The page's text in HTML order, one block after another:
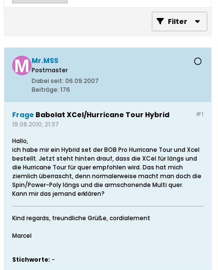
Filter
Mr.MSS
Postmaster
Dabei seit: 06.09.2007
Beiträge: 176
#1
Frage Babolat XCel/Hurricane Tour Hybrid
19.06.2010, 21:37
Hallo,
ich habe mir ein Hybrid set der BOB Pro Hurricane Tour und Xcel
bestellt. Jetzt steht hinten drauf, dass die XCel für längs und
die Hurricane Tour für quer empfohlen wird. Das hat mich
ziemlich überrascht, denn normalerweise macht man doch die
Spin/Power-Poly längs und die armschonende Multi quer.
Kann mir das jemand erklären?
Kind regards, freundliche Grüße, cordialement
Marcel
Stichworte: -